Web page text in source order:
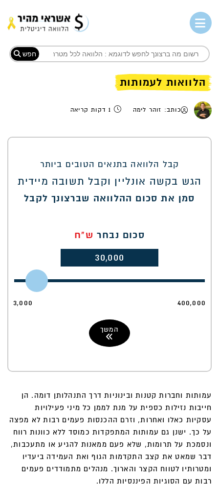
חפש
הלוואות לעמותות
כותב: זוהר לימה
קבל הלוואה בתנאים הטובים ביותר
הגש בקשה אונליין וקבל תשובה מיידית
סמן את סכום ההלוואה שברצונך לקבל
סכום נבחר ש"ח
30,000
3,000 400,000
המשך
עמותות וחברות קטנות ובינוניות דרך התנהלותן דומה. הן
חייבות נזילות כספית על מנת לממן כל מיני פעילויות
עסקיות כאלו ואחרות, וזרם ההכנסות פעמים רבות לא מפצה
על כך. ישנן גם עמותות המתפקדות כמוסד ללא כוונות רווח
ונסמכת על תרומות, שלא פעם ממאנות להגיע או מתעכבות,
דבר שמאט את קצב התקדמות הגוף ואת העמידה ביעדיו
ומטרותיו לטווח הקצר והארוך. מנהלים מתמודדים פעמים
רבות עם הסוגיות הפיננסיות הללו.